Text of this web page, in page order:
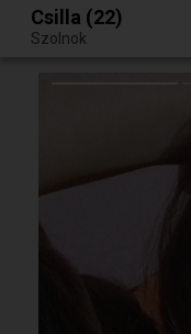
Egy jó randiból bármi lehet.
Csilla (22)
Szolnok